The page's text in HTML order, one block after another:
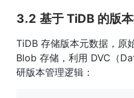
3.2 基于 TiDB 的版
TiDB 存储版本元数据，原
Blob 存储，利用 DVC（
研版本管理逻辑：